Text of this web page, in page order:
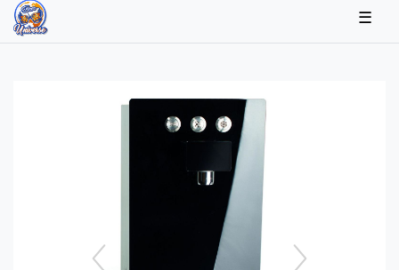
☰